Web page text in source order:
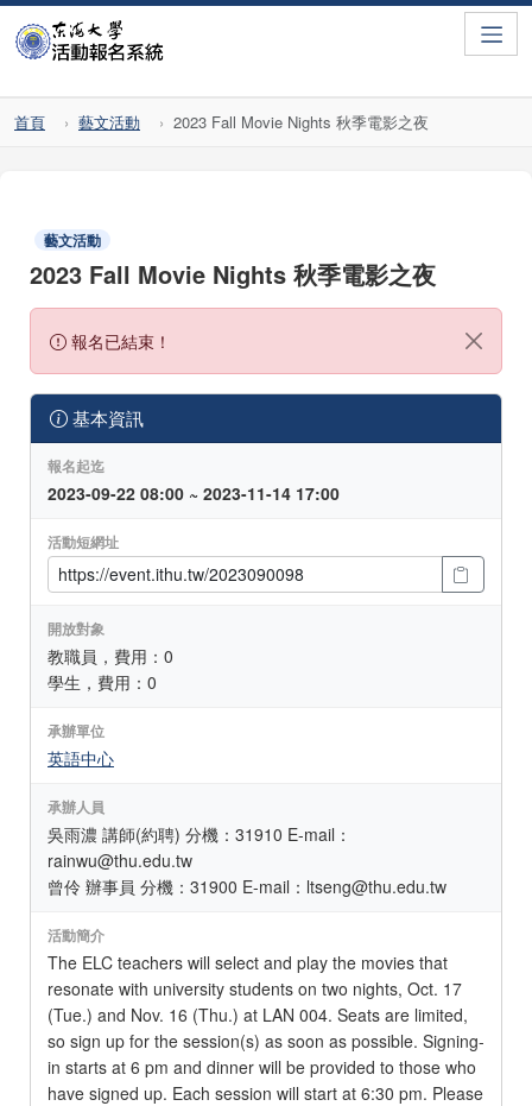
首頁 藝文活動 2023 Fall Movie Nights 秋季電影之夜
藝文活動
2023 Fall Movie Nights 秋季電影之夜
報名已結束！
基本資訊
報名起迄
2023-09-22 08:00 ~ 2023-11-14 17:00
活動短網址
開放對象
教職員，費用：0
學生，費用：0
承辦單位
英語中心
承辦人員
吳雨濃 講師(約聘) 分機：31910 E-mail：
rainwu@thu.edu.tw
曾伶 辦事員 分機：31900 E-mail：ltseng@thu.edu.tw
活動簡介
The ELC teachers will select and play the movies that
resonate with university students on two nights, Oct. 17
(Tue.) and Nov. 16 (Thu.) at LAN 004. Seats are limited,
so sign up for the session(s) as soon as possible. Signing-
in starts at 6 pm and dinner will be provided to those who
have signed up. Each session will start at 6:30 pm. Please